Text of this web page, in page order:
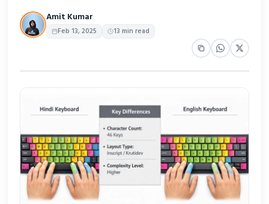
Amit Kumar
Feb 13, 2025 13 min read